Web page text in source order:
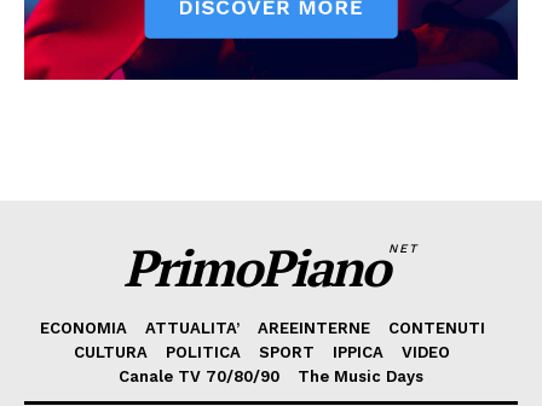
PrimoPianoNET
ECONOMIA ATTUALITA’ AREEINTERNE
CONTENUTI
CULTURA
POLITICA SPORT IPPICA
VIDEO
Canale TV 70/80/90
The Music Days